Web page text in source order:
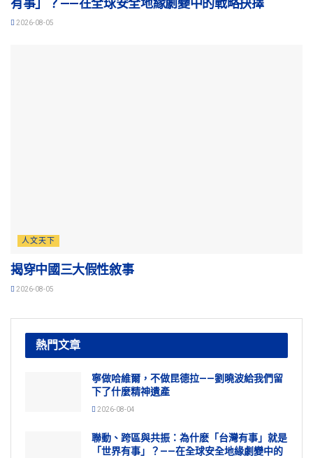
有事」？——在全球安全地緣劇變中的戰略抉擇
2026-08-05
人文天下
揭穿中國三大假性敘事
2026-08-05
熱門文章
寧做哈維爾，不做昆德拉——劉曉波給我們留
下了什麼精神遺產
2026-08-04
聯動、跨區與共振：為什麽「台灣有事」就是
「世界有事」？——在全球安全地緣劇變中的